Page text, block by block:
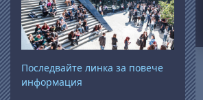
Последвайте линка за повече
информация